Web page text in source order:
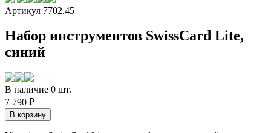
Артикул 7702.45
Набор инструментов SwissCard Lite,
синий
В наличие 0 шт.
7 790 ₽